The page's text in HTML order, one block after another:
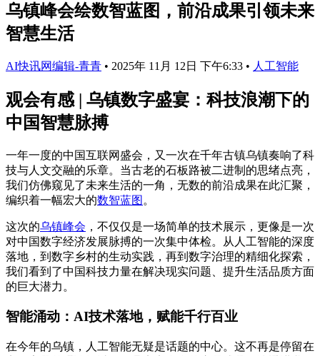
乌镇峰会绘数智蓝图，前沿成果引领未来
智慧生活
AI快讯网编辑-青青 • 2025年 11月 12日 下午6:33 • 人工智能
观会有感 | 乌镇数字盛宴：科技浪潮下的
中国智慧脉搏
一年一度的中国互联网盛会，又一次在千年古镇乌镇奏响了科
技与人文交融的乐章。当古老的石板路被二进制的思绪点亮，
我们仿佛窥见了未来生活的一角，无数的前沿成果在此汇聚，
编织着一幅宏大的数智蓝图 。
这次的乌镇峰会 ，不仅仅是一场简单的技术展示，更像是一次
对中国数字经济发展脉搏的一次集中体检。从人工智能的深度
落地，到数字乡村的生动实践，再到数字治理的精细化探索，
我们看到了中国科技力量在解决现实问题、提升生活品质方面
的巨大潜力。
智能涌动：AI技术落地，赋能千行百业
在今年的乌镇，人工智能无疑是话题的中心。这不再是停留在